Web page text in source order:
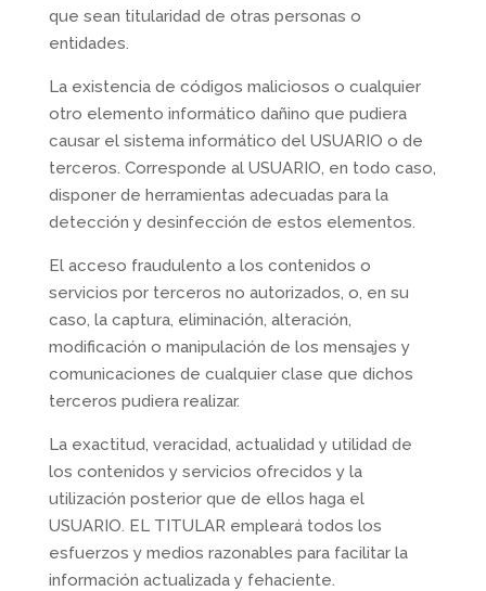
que sean titularidad de otras personas o
entidades.
La existencia de códigos maliciosos o cualquier
otro elemento informático dañino que pudiera
causar el sistema informático del USUARIO o de
terceros. Corresponde al USUARIO, en todo caso,
disponer de herramientas adecuadas para la
detección y desinfección de estos elementos.
El acceso fraudulento a los contenidos o
servicios por terceros no autorizados, o, en su
caso, la captura, eliminación, alteración,
modificación o manipulación de los mensajes y
comunicaciones de cualquier clase que dichos
terceros pudiera realizar.
La exactitud, veracidad, actualidad y utilidad de
los contenidos y servicios ofrecidos y la
utilización posterior que de ellos haga el
USUARIO. EL TITULAR empleará todos los
esfuerzos y medios razonables para facilitar la
información actualizada y fehaciente.